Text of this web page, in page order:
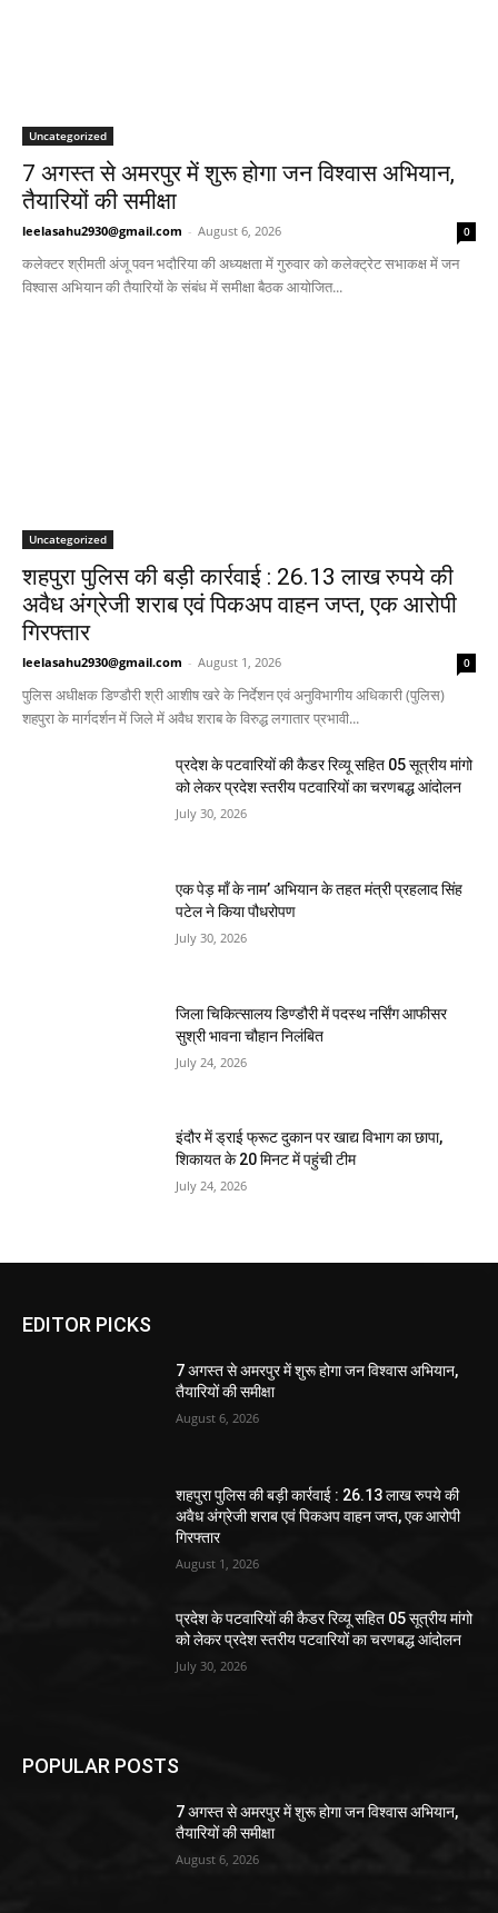
Uncategorized
7 अगस्त से अमरपुर में शुरू होगा जन विश्वास अभियान,
तैयारियों की समीक्षा
leelasahu2930@gmail.com - August 6, 2026 0
कलेक्टर श्रीमती अंजू पवन भदौरिया की अध्यक्षता में गुरुवार को कलेक्ट्रेट सभाकक्ष में जन
विश्वास अभियान की तैयारियों के संबंध में समीक्षा बैठक आयोजित...
Uncategorized
शहपुरा पुलिस की बड़ी कार्रवाई : 26.13 लाख रुपये की
अवैध अंग्रेजी शराब एवं पिकअप वाहन जप्त, एक आरोपी
गिरफ्तार
leelasahu2930@gmail.com - August 1, 2026 0
पुलिस अधीक्षक डिण्डौरी श्री आशीष खरे के निर्देशन एवं अनुविभागीय अधिकारी (पुलिस)
शहपुरा के मार्गदर्शन में जिले में अवैध शराब के विरुद्ध लगातार प्रभावी...
प्रदेश के पटवारियों की कैडर रिव्यू सहित 05 सूत्रीय मांगो
को लेकर प्रदेश स्तरीय पटवारियों का चरणबद्ध आंदोलन
July 30, 2026
एक पेड़ माँ के नाम’ अभियान के तहत मंत्री प्रहलाद सिंह
पटेल ने किया पौधरोपण
July 30, 2026
जिला चिकित्सालय डिण्डौरी में पदस्थ नर्सिंग आफीसर
सुश्री भावना चौहान निलंबित
July 24, 2026
इंदौर में ड्राई फ्रूट दुकान पर खाद्य विभाग का छापा,
शिकायत के 20 मिनट में पहुंची टीम
July 24, 2026
EDITOR PICKS
7 अगस्त से अमरपुर में शुरू होगा जन विश्वास अभियान,
तैयारियों की समीक्षा
August 6, 2026
शहपुरा पुलिस की बड़ी कार्रवाई : 26.13 लाख रुपये की
अवैध अंग्रेजी शराब एवं पिकअप वाहन जप्त, एक आरोपी
गिरफ्तार
August 1, 2026
प्रदेश के पटवारियों की कैडर रिव्यू सहित 05 सूत्रीय मांगो
को लेकर प्रदेश स्तरीय पटवारियों का चरणबद्ध आंदोलन
July 30, 2026
POPULAR POSTS
7 अगस्त से अमरपुर में शुरू होगा जन विश्वास अभियान,
तैयारियों की समीक्षा
August 6, 2026